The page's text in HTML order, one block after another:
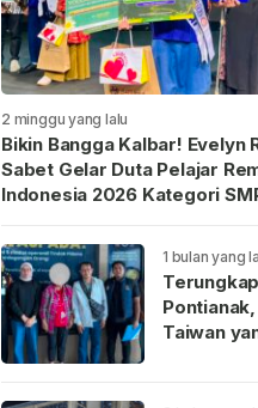
2 minggu yang lalu
Bikin Bangga Kalbar! Evelyn
Sabet Gelar Duta Pelajar
Indonesia 2026 Kategori
1 bulan yang
Taiwan